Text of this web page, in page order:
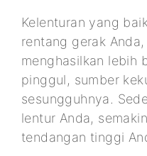
Kelenturan yang
rentang gerak
menghasilkan lebih
pinggul, sumber
sesungguhnya.
lentur Anda,
tendangan tinggi